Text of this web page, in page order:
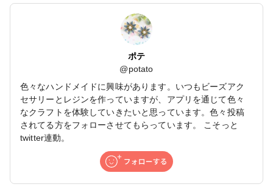
ポテ
@potato
色々なハンドメイドに興味があります。いつもビーズアク
セサリーとレジンを作っていますが、アプリを通じて色々
なクラフトを体験していきたいと思っています。色々投稿
されてる方をフォローさせてもらっています。 こそっと
twitter連動。